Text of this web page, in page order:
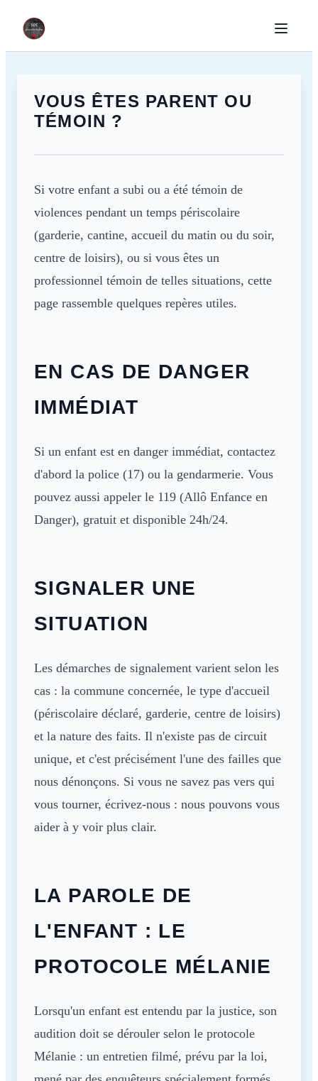
VOUS ÊTES PARENT OU
TÉMOIN ?
Si votre enfant a subi ou a été témoin de
violences pendant un temps périscolaire
(garderie, cantine, accueil du matin ou du soir,
centre de loisirs), ou si vous êtes un
professionnel témoin de telles situations, cette
page rassemble quelques repères utiles.
EN CAS DE DANGER
IMMÉDIAT
Si un enfant est en danger immédiat, contactez
d'abord la police (17) ou la gendarmerie. Vous
pouvez aussi appeler le 119 (Allô Enfance en
Danger), gratuit et disponible 24h/24.
SIGNALER UNE
SITUATION
Les démarches de signalement varient selon les
cas : la commune concernée, le type d'accueil
(périscolaire déclaré, garderie, centre de loisirs)
et la nature des faits. Il n'existe pas de circuit
unique, et c'est précisément l'une des failles que
nous dénonçons. Si vous ne savez pas vers qui
vous tourner, écrivez-nous : nous pouvons vous
aider à y voir plus clair.
LA PAROLE DE
L'ENFANT : LE
PROTOCOLE MÉLANIE
Lorsqu'un enfant est entendu par la justice, son
audition doit se dérouler selon le protocole
Mélanie : un entretien filmé, prévu par la loi,